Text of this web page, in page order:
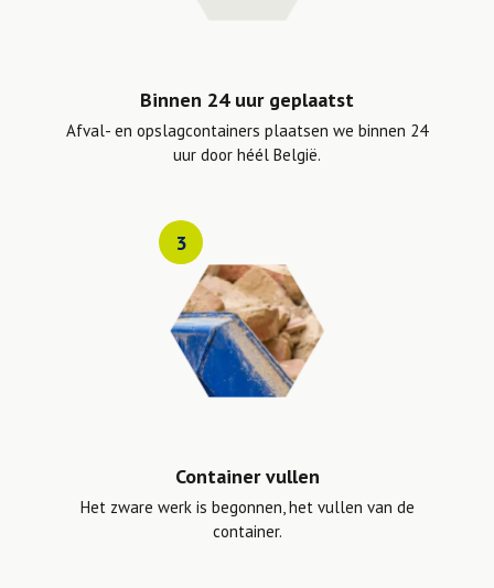
Binnen 24 uur geplaatst
Afval- en opslagcontainers plaatsen we binnen 24
uur door héél België.
3
Container vullen
Het zware werk is begonnen, het vullen van de
container.